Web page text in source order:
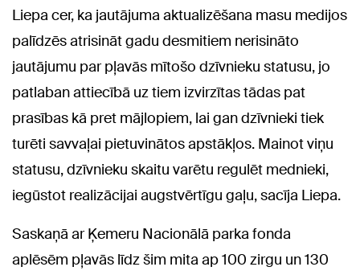
Liepa cer, ka jautājuma aktualizēšana masu medijos
palīdzēs atrisināt gadu desmitiem nerisināto
jautājumu par pļavās mītošo dzīvnieku statusu, jo
patlaban attiecībā uz tiem izvirzītas tādas pat
prasības kā pret mājlopiem, lai gan dzīvnieki tiek
turēti savvaļai pietuvinātos apstākļos. Mainot viņu
statusu, dzīvnieku skaitu varētu regulēt mednieki,
iegūstot realizācijai augstvērtīgu gaļu, sacīja Liepa.
Saskaņā ar Ķemeru Nacionālā parka fonda
aplēsēm pļavās līdz šim mita ap 100 zirgu un 130